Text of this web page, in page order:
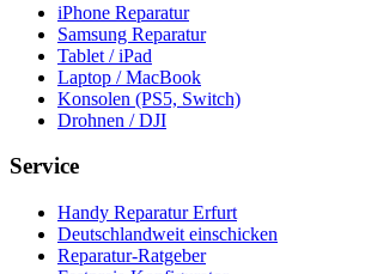
iPhone Reparatur
Samsung Reparatur
Tablet / iPad
Laptop / MacBook
Konsolen (PS5, Switch)
Drohnen / DJI
Service
Handy Reparatur Erfurt
Deutschlandweit einschicken
Reparatur-Ratgeber